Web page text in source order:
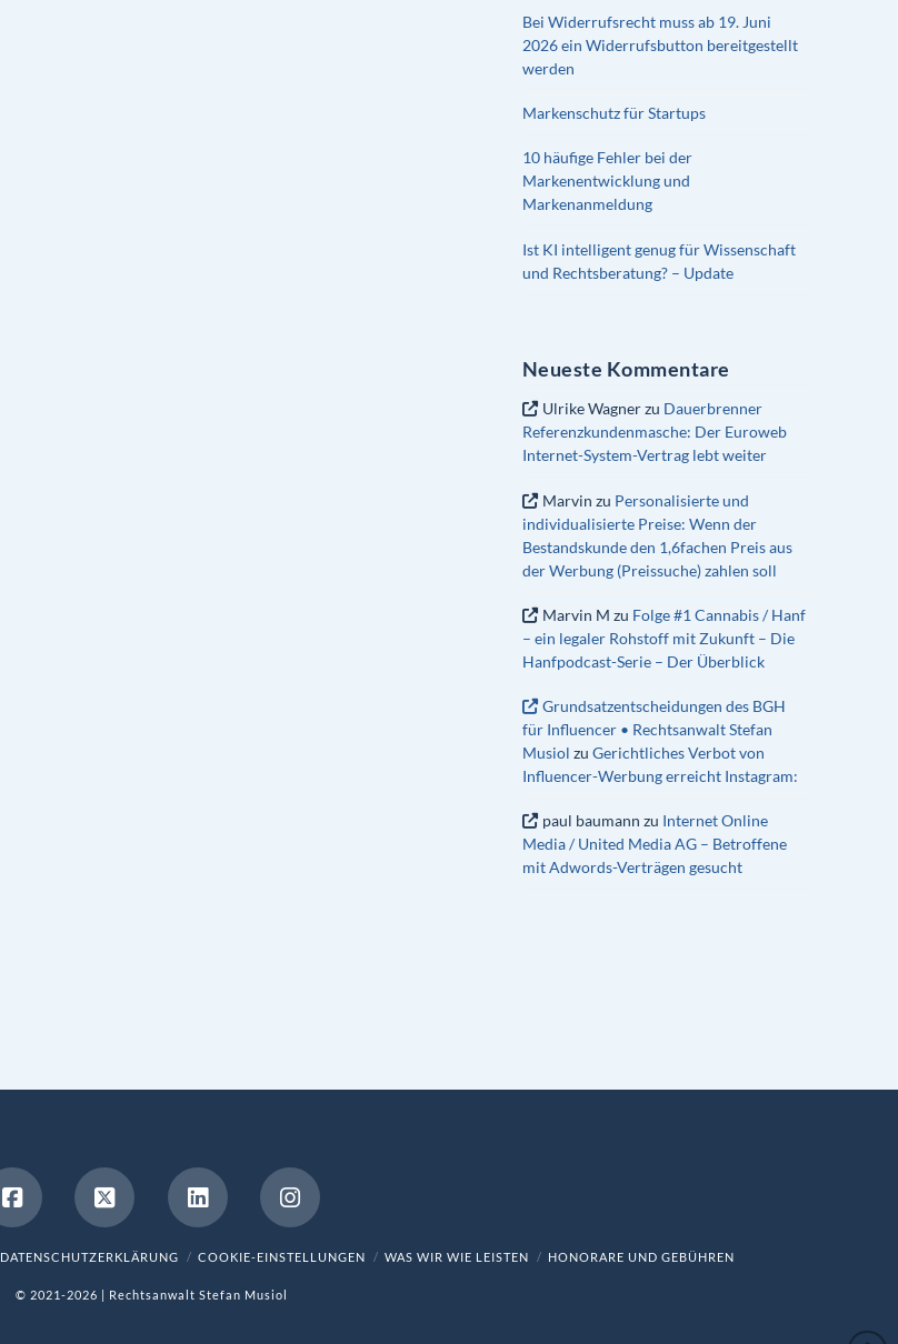
Bei Widerrufsrecht muss ab 19. Juni
2026 ein Widerrufsbutton bereitgestellt
werden
Markenschutz für Startups
10 häufige Fehler bei der
Markenentwicklung und
Markenanmeldung
Ist KI intelligent genug für Wissenschaft
und Rechtsberatung? – Update
Neueste Kommentare
Ulrike Wagnerzu Dauerbrenner
Referenzkundenmasche: Der Euroweb
Internet-System-Vertrag lebt weiter
Marvin zu Personalisierte und
individualisierte Preise: Wenn der
Bestandskunde den 1,6fachen Preis aus
der Werbung (Preissuche) zahlen soll
Marvin M zu Folge #1 Cannabis / Hanf
– ein legaler Rohstoff mit Zukunft – Die
Hanfpodcast-Serie – Der Überblick
Grundsatzentscheidungen des BGH
für Influencer • Rechtsanwalt Stefan
Musiol zu Gerichtliches Verbot von
Influencer-Werbung erreicht Instagram:
paul baumann zu Internet Online
Media / United Media AG – Betroffene
mit Adwords-Verträgen gesucht
DATENSCHUTZERKLÄRUNG COOKIE-EINSTELLUNGEN WAS WIR WIE LEISTEN HONORARE UND GEBÜHREN
© 2021-2026 | Rechtsanwalt Stefan Musiol